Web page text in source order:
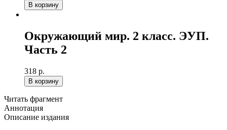
В корзину
Окружающий мир. 2 класс. ЭУП.
Часть 2
318 р.
В корзину
Читать фрагмент
Аннотация
Описание издания